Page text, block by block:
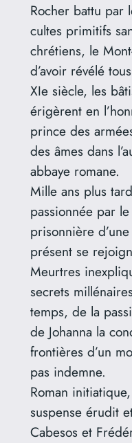
Rocher battu par
cultes primitifs
chrétiens, le
d’avoir révélé
XIe siècle, les
érigèrent en
prince des
des âmes dans
abbaye romane.
Mille ans plus
passionnée par
prisonnière
présent se
Meurtres
secrets
temps, de la
de Johanna la
frontières d’un
pas indemne.
Roman
suspense érudit
Cabesos et